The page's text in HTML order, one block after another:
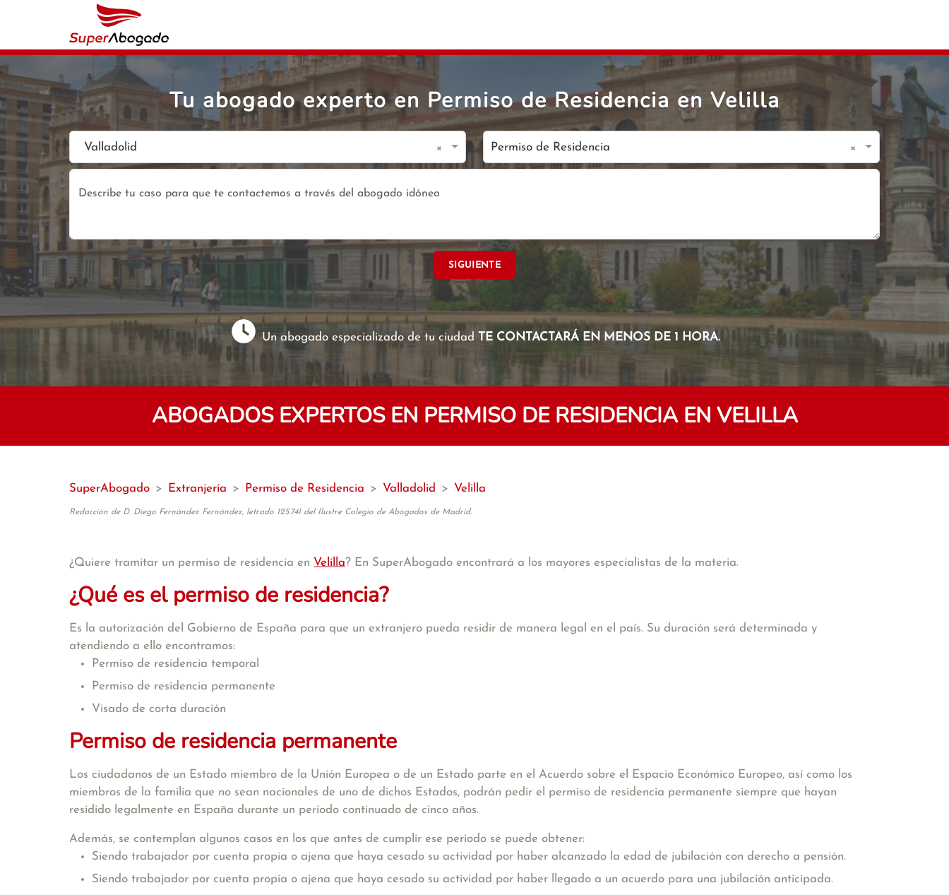
Tu abogado experto en Permiso de Residencia en Velilla
Valladolid × Permiso de Residencia ×
SIGUIENTE
Un abogado especializado de tu ciudad TE CONTACTARÁ EN MENOS DE 1 HORA.
ABOGADOS EXPERTOS EN PERMISO DE RESIDENCIA EN VELILLA
SuperAbogado > Extranjería > Permiso de Residencia > Valladolid > Velilla
Redacción de D. Diego Fernández Fernández, letrado 125.741 del Ilustre Colegio de Abogados de Madrid.
¿Quiere tramitar un permiso de residencia en Velilla? En SuperAbogado encontrará a los mayores especialistas de la materia.
¿Qué es el permiso de residencia?
Es la autorización del Gobierno de España para que un extranjero pueda residir de manera legal en el país. Su duración será determinada y
atendiendo a ello encontramos:
Permiso de residencia temporal
Permiso de residencia permanente
Visado de corta duración
Permiso de residencia permanente
Los ciudadanos de un Estado miembro de la Unión Europea o de un Estado parte en el Acuerdo sobre el Espacio Económico Europeo, así como los
miembros de la familia que no sean nacionales de uno de dichos Estados, podrán pedir el permiso de residencia permanente siempre que hayan
residido legalmente en España durante un período continuado de cinco años.
Además, se contemplan algunos casos en los que antes de cumplir ese periodo se puede obtener:
Siendo trabajador por cuenta propia o ajena que haya cesado su actividad por haber alcanzado la edad de jubilación con derecho a pensión.
Siendo trabajador por cuenta propia o ajena que haya cesado su actividad por haber llegado a un acuerdo para una jubilación anticipada.